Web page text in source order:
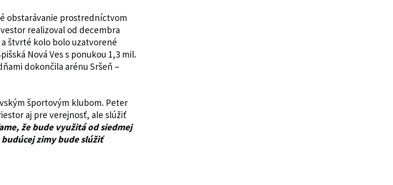
obstarávanie prostredníctvom
realizoval od decembra
štvrté kolo bolo uzatvorené
Nová Ves s ponukou 1,3 mil.
dokončila arénu Sršeň –
športovým klubom. Peter
aj pre verejnosť, ale slúžiť
že bude využitá od siedmej
zimy bude slúžiť